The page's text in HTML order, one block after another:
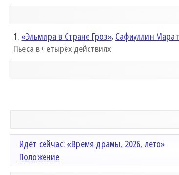
1. «Эльмира в Стране Гроз», Сафиуллин Марат
Пьеса в четырёх действиях
Идёт сейчас: «Время драмы, 2026, лето»
Положение